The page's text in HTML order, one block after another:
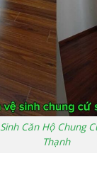
Căn Hộ Chung
Thạnh